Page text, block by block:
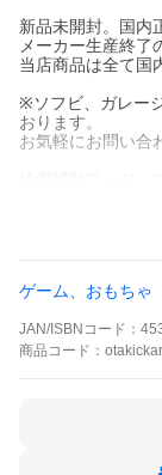
新品未開封。国内
メーカー生産終了
当店商品は全て国
※ソフビ、ガレー
おります。
お気軽にお問い合
ゲーム、おもちゃ
JAN/ISBNコード：
商品 コード：